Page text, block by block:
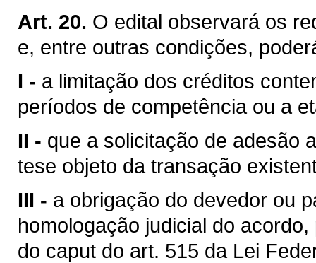
Art. 20. O edital observará os
e, entre outras condições,
I - a limitação dos créditos
períodos de competência ou a
II - que a solicitação de adesão
tese objeto da transação
III - a obrigação do devedor ou
homologação judicial do
do caput do art. 515 da Lei